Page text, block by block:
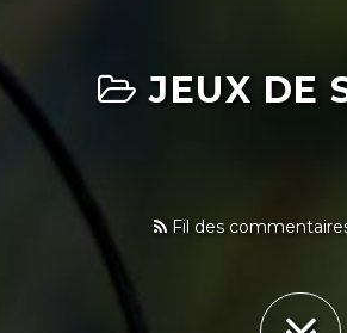
JEUX DE
Fil des